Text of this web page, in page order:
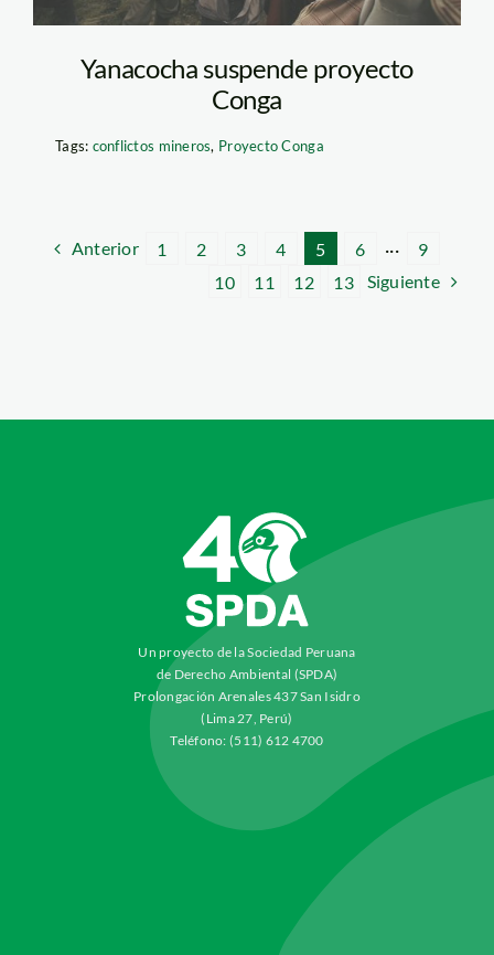
Yanacocha suspende proyecto
Conga
Tags: conflictos mineros, Proyecto Conga
Anterior 1 2 3 4 5 6 ···
9
10
11 12 13 Siguiente
Un proyecto de la Sociedad Peruana
de Derecho Ambiental (SPDA)
Prolongación Arenales 437 San Isidro
(Lima 27, Perú)
Teléfono: (511) 612 4700